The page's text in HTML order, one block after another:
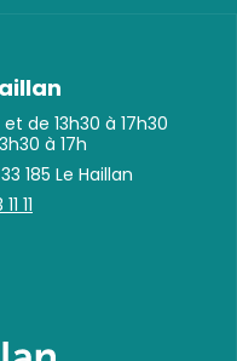
de 13h30 à 17h30
à 17h
185 Le Haillan
11